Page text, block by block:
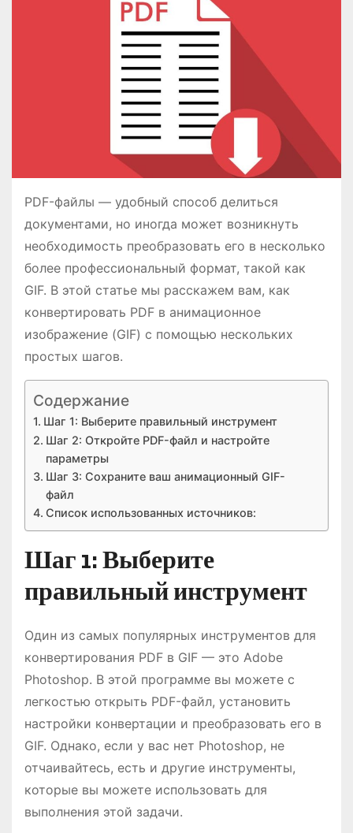
PDF-файлы — удобный способ делиться
документами, но иногда может возникнуть
необходимость преобразовать его в несколько
более профессиональный формат, такой как
GIF. В этой статье мы расскажем вам, как
конвертировать PDF в анимационное
изображение (GIF) с помощью нескольких
простых шагов.
Содержание
Шаг 1: Выберите правильный инструмент
Шаг 2: Откройте PDF-файл и настройте
параметры
Шаг 3: Сохраните ваш анимационный GIF-
файл
Список использованных источников:
Шаг 1: Выберите
правильный инструмент
Один из самых популярных инструментов для
конвертирования PDF в GIF — это Adobe
Photoshop. В этой программе вы можете с
легкостью открыть PDF-файл, установить
настройки конвертации и преобразовать его в
GIF. Однако, если у вас нет Photoshop, не
отчаивайтесь, есть и другие инструменты,
которые вы можете использовать для
выполнения этой задачи.